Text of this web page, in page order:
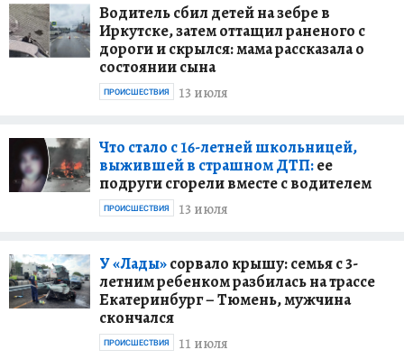
Водитель сбил детей на зебре в
Иркутске, затем оттащил раненого с
дороги и скрылся: мама рассказала о
состоянии сына
13 июля
ПРОИСШЕСТВИЯ
Что стало с 16-летней школьницей,
выжившей в страшном ДТП:ее
подруги сгорели вместе с водителем
13 июля
ПРОИСШЕСТВИЯ
У «Лады»сорвало крышу: семья с 3-
летним ребенком разбилась на трассе
Екатеринбург – Тюмень, мужчина
скончался
11 июля
ПРОИСШЕСТВИЯ